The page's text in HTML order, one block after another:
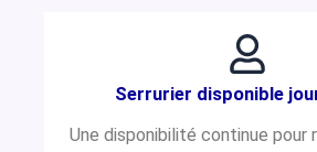
Serrurier disponible
Une disponibilité continue pour